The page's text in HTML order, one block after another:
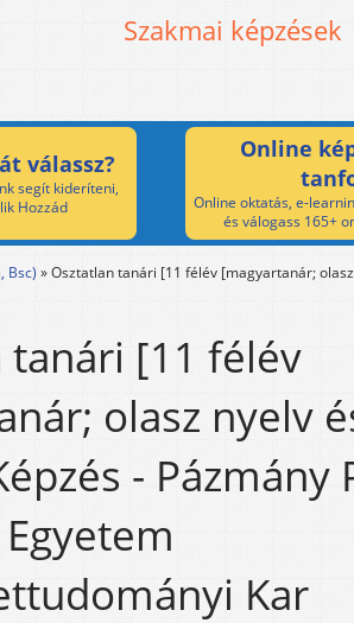
Szakmai képzések
válassz?
segít kideríteni,
Hozzád
Online
Online oktatás, e-
és válogass 165+
Bsc) »Osztatlan tanári [11 félév [magyartanár;
tanári [11 félév
olasz nyelv
- Pázmány
Kar